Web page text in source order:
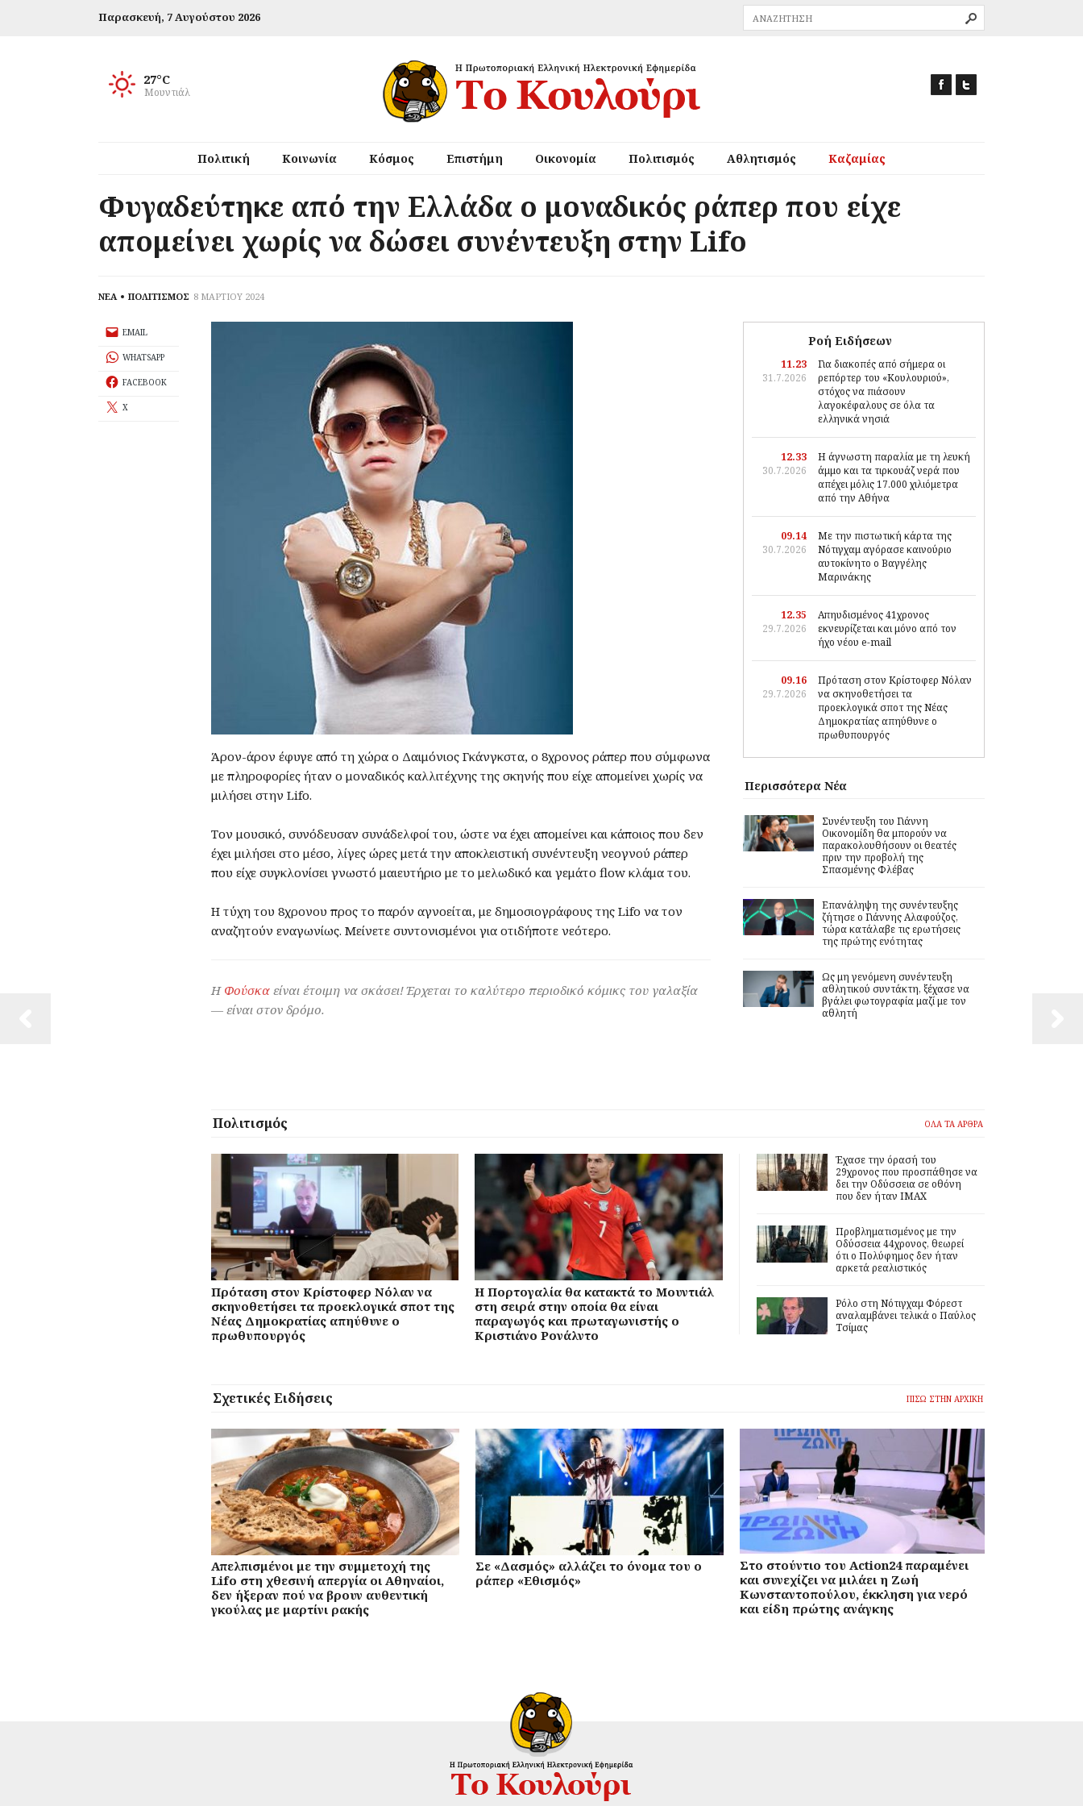
Μουντιάλ
27°C
Παρασκευή, 7 Αυγούστου 2026
Πολιτική Κοινωνία Κόσμος Επιστήμη Οικονομία Πολιτισμός Αθλητισμός Καζαμίας
Φυγαδεύτηκε από την Ελλάδα ο μοναδικός ράπερ που είχε
απομείνει χωρίς να δώσει συνέντευξη στην Lifo
ΝΕΑ ΠΟΛΙΤΙΣΜΟΣ 8 ΜΑΡΤΙΟΥ 2024
Άρον-άρον έφυγε από τη χώρα ο Δαιμόνιος Γκάνγκστα, ο 8χρονος ράπερ που σύμφωνα
με πληροφορίες ήταν ο μοναδικός καλλιτέχνης της σκηνής που είχε απομείνει χωρίς να
μιλήσει στην Lifo.
Τον μουσικό, συνόδευσαν συνάδελφοί του, ώστε να έχει απομείνει και κάποιος που δεν
έχει μιλήσει στο μέσο, λίγες ώρες μετά την αποκλειστική συνέντευξη νεογνού ράπερ
που είχε συγκλονίσει γνωστό μαιευτήριο με το μελωδικό και γεμάτο flow κλάμα του.
Η τύχη του 8χρονου προς το παρόν αγνοείται, με δημοσιογράφους της Lifo να τον
αναζητούν εναγωνίως. Μείνετε συντονισμένοι για οτιδήποτε νεότερο.
Η Φούσκα είναι έτοιμη να σκάσει! Έρχεται το καλύτερο περιοδικό κόμικς του γαλαξία
— είναι στον δρόμο.
EMAIL
WHATSAPP
FACEBOOK
X
Ροή Ειδήσεων
11.23
31.7.2026
Για διακοπές από σήμερα οι
ρεπόρτερ του «Κουλουριού»,
στόχος να πιάσουν
λαγοκέφαλους σε όλα τα
ελληνικά νησιά
12.33
30.7.2026
Η άγνωστη παραλία με τη λευκή
άμμο και τα τιρκουάζ νερά που
απέχει μόλις 17.000 χιλιόμετρα
από την Αθήνα
09.14
30.7.2026
Με την πιστωτική κάρτα της
Νότιγχαμ αγόρασε καινούριο
αυτοκίνητο ο Βαγγέλης
Μαρινάκης
12.35
29.7.2026
Απηυδισμένος 41χρονος
εκνευρίζεται και μόνο από τον
ήχο νέου e-mail
09.16
29.7.2026
Πρόταση στον Κρίστοφερ Νόλαν
να σκηνοθετήσει τα
προεκλογικά σποτ της Νέας
Δημοκρατίας απηύθυνε ο
πρωθυπουργός
Περισσότερα Νέα
Συνέντευξη του Γιάννη
Οικονομίδη θα μπορούν να
παρακολουθήσουν οι θεατές
πριν την προβολή της
Σπασμένης Φλέβας
Επανάληψη της συνέντευξης
ζήτησε ο Γιάννης Αλαφούζος,
τώρα κατάλαβε τις ερωτήσεις
της πρώτης ενότητας
Ως μη γενόμενη συνέντευξη
αθλητικού συντάκτη, ξέχασε να
βγάλει φωτογραφία μαζί με τον
αθλητή
Πολιτισμός ΟΛΑ ΤΑ ΑΡΘΡΑ
Πρόταση στον Κρίστοφερ Νόλαν να
σκηνοθετήσει τα προεκλογικά σποτ της
Νέας Δημοκρατίας απηύθυνε ο
πρωθυπουργός
Η Πορτογαλία θα κατακτά το Μουντιάλ
στη σειρά στην οποία θα είναι
παραγωγός και πρωταγωνιστής ο
Κριστιάνο Ρονάλντο
Έχασε την όρασή του
29χρονος που προσπάθησε να
δει την Οδύσσεια σε οθόνη
που δεν ήταν IMAX
Προβληματισμένος με την
Οδύσσεια 44χρονος, θεωρεί
ότι ο Πολύφημος δεν ήταν
αρκετά ρεαλιστικός
Ρόλο στη Νότιγχαμ Φόρεστ
αναλαμβάνει τελικά ο Παύλος
Τσίμας
Σχετικές Ειδήσεις ΠΙΣΩ ΣΤΗΝ ΑΡΧΙΚΗ
Απελπισμένοι με την συμμετοχή της
Lifo στη χθεσινή απεργία οι Αθηναίοι,
δεν ήξεραν πού να βρουν αυθεντική
γκούλας με μαρτίνι ρακής
Σε «Δασμός» αλλάζει το όνομα του ο
ράπερ «Εθισμός»
Στο στούντιο του Action24 παραμένει
και συνεχίζει να μιλάει η Ζωή
Κωνσταντοπούλου, έκκληση για νερό
και είδη πρώτης ανάγκης